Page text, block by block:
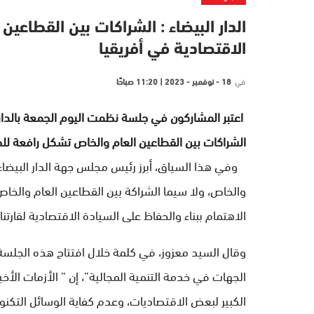
الدار البيضاء : الشراكات بين
الاقتصادية في أفريقيا
في 18 - نوفمبر - 2023 | 11:20 صباحًا
اعتبر المشاركون في جلسة نظمت اليوم الجمعة
الشراكات بين القطاعين العام والخاص تشكل رافعة
وفي هذا السياق، أبرز رئيس مجلس جهة الدار
والخاص، ولا سيما الشراكة بين القطاعين العام
الاهتمام ببناء والحفاظ على السيادة الاقتصادية
وقال السيد معزوز، في كلمة خلال افتتاح هذه
الكبير لبعض الاقتصاديات، وعدم كفاية الوسائل